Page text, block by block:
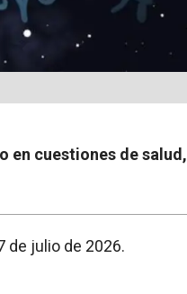
en cuestiones de salud,
de julio de 2026.